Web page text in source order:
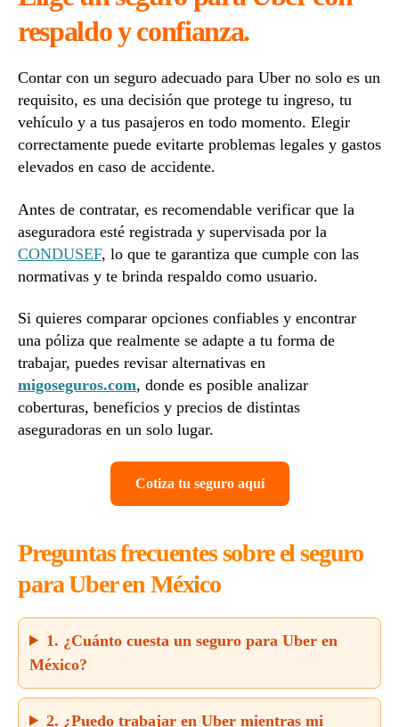
respaldo y confianza.
Contar con un seguro adecuado para Uber no solo es un
requisito, es una decisión que protege tu ingreso, tu
vehículo y a tus pasajeros en todo momento. Elegir
correctamente puede evitarte problemas legales y gastos
elevados en caso de accidente.
Antes de contratar, es recomendable verificar que la
aseguradora esté registrada y supervisada por la
CONDUSEF, lo que te garantiza que cumple con las
normativas y te brinda respaldo como usuario.
Si quieres comparar opciones confiables y encontrar
una póliza que realmente se adapte a tu forma de
trabajar, puedes revisar alternativas en
migoseguros.com, donde es posible analizar
coberturas, beneficios y precios de distintas
aseguradoras en un solo lugar.
Cotiza tu seguro aquí
Preguntas frecuentes sobre el seguro
para Uber en México
1. ¿Cuánto cuesta un seguro para Uber en
México?
2. ¿Puedo trabajar en Uber mientras mi